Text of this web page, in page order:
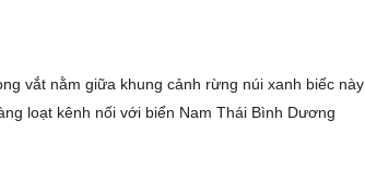
vắt nằm giữa khung cảnh rừng núi xanh biếc này
loạt kênh nối với biển Nam Thái Bình Dương